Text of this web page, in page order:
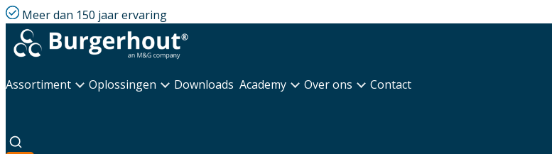
Meer dan 150 jaar ervaring
Assortiment Oplossingen Downloads Academy Over ons Contact